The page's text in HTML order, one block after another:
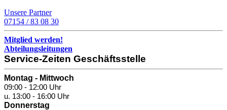
Unsere Partner
07154 / 83 08 30
Mitglied werden!
Abteilungsleitungen
Service-Zeiten Geschäftsstelle
Montag - Mittwoch
09:00 - 12:00 Uhr
u. 13:00 - 16:00 Uhr
Donnerstag